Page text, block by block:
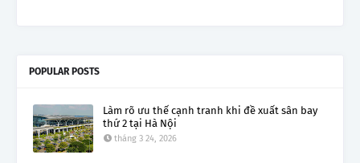
POPULAR POSTS
Làm rõ ưu thế cạnh tranh khi đề xuất sân bay
thứ 2 tại Hà Nội
tháng 3 24, 2026